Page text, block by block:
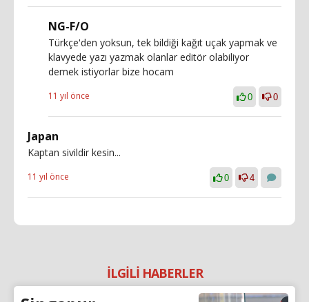
NG-F/O
Türkçe'den yoksun, tek bildiği kağıt uçak yapmak ve
klavyede yazı yazmak olanlar editör olabiliyor
demek istiyorlar bize hocam
11 yıl önce 0 0
Japan
Kaptan sivildir kesin...
11 yıl önce 0 4
İLGİLİ HABERLER